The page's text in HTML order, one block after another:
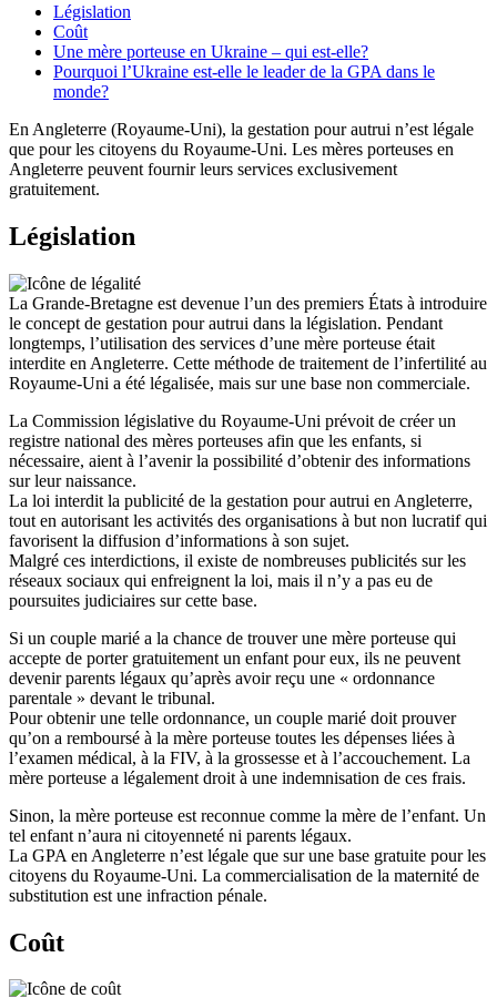
Législation
Coût
Une mère porteuse en Ukraine – qui est-elle?
Pourquoi l’Ukraine est-elle le leader de la GPA dans le
monde?
En Angleterre (Royaume-Uni), la gestation pour autrui n’est légale
que pour les citoyens du Royaume-Uni. Les mères porteuses en
Angleterre peuvent fournir leurs services exclusivement
gratuitement.
Législation
La Grande-Bretagne est devenue l’un des premiers États à introduire
le concept de gestation pour autrui dans la législation. Pendant
longtemps, l’utilisation des services d’une mère porteuse était
interdite en Angleterre. Cette méthode de traitement de l’infertilité au
Royaume-Uni a été légalisée, mais sur une base non commerciale.
La Commission législative du Royaume-Uni prévoit de créer un
registre national des mères porteuses afin que les enfants, si
nécessaire, aient à l’avenir la possibilité d’obtenir des informations
sur leur naissance.
La loi interdit la publicité de la gestation pour autrui en Angleterre,
tout en autorisant les activités des organisations à but non lucratif qui
favorisent la diffusion d’informations à son sujet.
Malgré ces interdictions, il existe de nombreuses publicités sur les
réseaux sociaux qui enfreignent la loi, mais il n’y a pas eu de
poursuites judiciaires sur cette base.
Si un couple marié a la chance de trouver une mère porteuse qui
accepte de porter gratuitement un enfant pour eux, ils ne peuvent
devenir parents légaux qu’après avoir reçu une « ordonnance
parentale » devant le tribunal.
Pour obtenir une telle ordonnance, un couple marié doit prouver
qu’on a remboursé à la mère porteuse toutes les dépenses liées à
l’examen médical, à la FIV, à la grossesse et à l’accouchement. La
mère porteuse a légalement droit à une indemnisation de ces frais.
Sinon, la mère porteuse est reconnue comme la mère de l’enfant. Un
tel enfant n’aura ni citoyenneté ni parents légaux.
La GPA en Angleterre n’est légale que sur une base gratuite pour les
citoyens du Royaume-Uni. La commercialisation de la maternité de
substitution est une infraction pénale.
Coût